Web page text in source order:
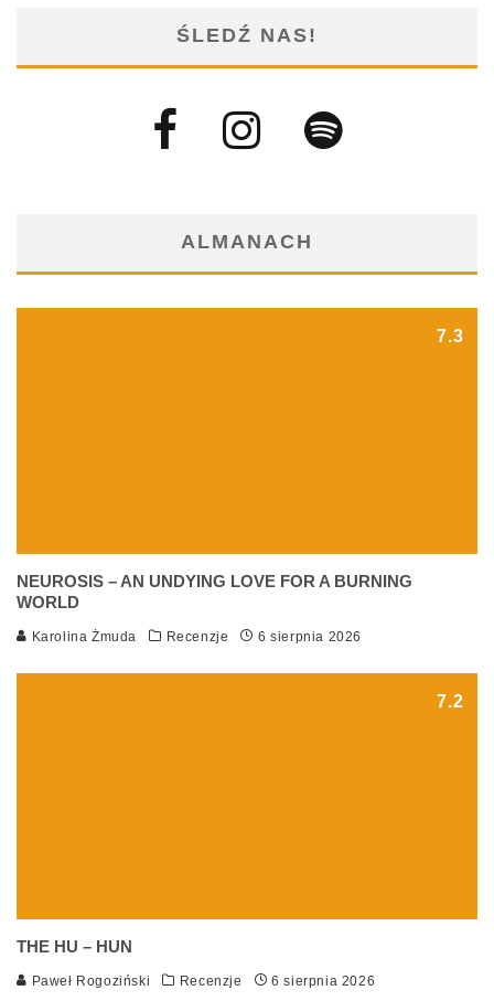
ŚLEDŹ NAS!
ALMANACH
7.3
NEUROSIS – AN UNDYING LOVE FOR A BURNING
WORLD
Karolina Żmuda Recenzje 6 sierpnia 2026
7.2
THE HU – HUN
Paweł Rogoziński Recenzje 6 sierpnia 2026